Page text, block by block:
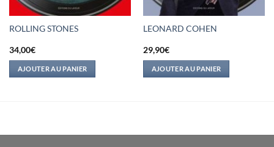
ROLLING STONES
34,00€
AJOUTER AU PANIER
LEONARD COHEN
29,90€
AJOUTER AU PANIER